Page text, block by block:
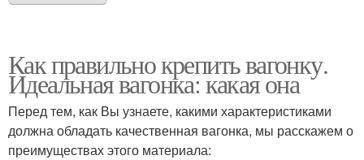
Как правильно крепить вагонку.
Идеальная вагонка: какая она
Перед тем, как Вы узнаете, какими характеристиками
должна обладать качественная вагонка, мы расскажем о
преимуществах этого материала: